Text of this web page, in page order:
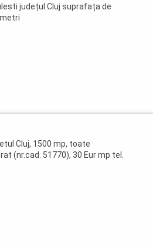
județul Cluj suprafața de
Cluj, 1500 mp, toate
(nr.cad. 51770), 30 Eur mp tel.